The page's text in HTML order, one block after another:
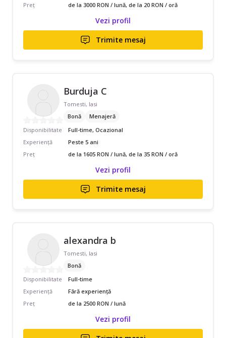
Preț
de la 3000 RON / lună, de la 20 RON / oră
Vezi profil
Trimite mesaj
Burduja C
Tomesti, Iasi
Bonă
Menajeră
Disponibilitate
Full-time, Ocazional
Experiență
Peste 5 ani
Preț
de la 1605 RON / lună, de la 35 RON / oră
Vezi profil
Trimite mesaj
alexandra b
Tomesti, Iasi
Bonă
Disponibilitate
Full-time
Experiență
Fără experiență
Preț
de la 2500 RON / lună
Vezi profil